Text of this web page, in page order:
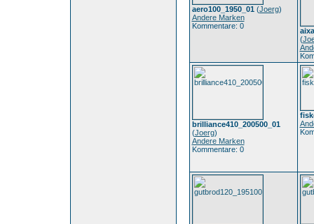
aero100_1950_01(Joerg)
Andere Marken
Kommentare: 0
(
brilliance410_200500_01
(Joerg)
Andere Marken
Kommentare: 0